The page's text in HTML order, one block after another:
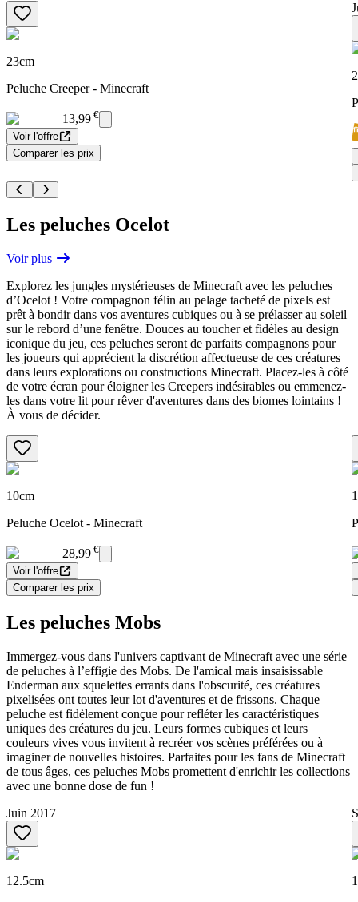
23cm
Peluche Creeper - Minecraft
13,99 €
Voir l'offre
Comparer les prix
Les peluches Ocelot
Voir plus
Explorez les jungles mystérieuses de Minecraft avec les peluches
d’Ocelot ! Votre compagnon félin au pelage tacheté de pixels est
prêt à bondir dans vos aventures cubiques ou à se prélasser au soleil
sur le rebord d’une fenêtre. Douces au toucher et fidèles au design
iconique du jeu, ces peluches seront de parfaits compagnons pour
les joueurs qui apprécient la discrétion affectueuse de ces créatures
dans leurs explorations ou constructions Minecraft. Placez-les à côté
de votre écran pour éloigner les Creepers indésirables ou emmenez-
les dans votre lit pour rêver d'aventures dans des biomes lointains !
À vous de décider.
10cm
Peluche Ocelot - Minecraft
28,99 €
Voir l'offre
Comparer les prix
Les peluches Mobs
Immergez-vous dans l'univers captivant de Minecraft avec une série
de peluches à l’effigie des Mobs. De l'amical mais insaisissable
Enderman aux squelettes errants dans l'obscurité, ces créatures
pixelisées ont toutes leur lot d'aventures et de frissons. Chaque
peluche est fidèlement conçue pour refléter les caractéristiques
uniques des créatures du jeu. Leurs formes cubiques et leurs
couleurs vives vous invitent à recréer vos scènes préférées ou à
imaginer de nouvelles histoires. Parfaites pour les fans de Minecraft
de tous âges, ces peluches Mobs promettent d'enrichir les collections
avec une bonne dose de fun !
Juin 2017
12.5cm